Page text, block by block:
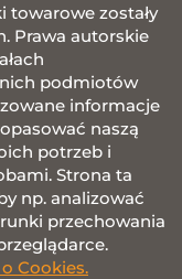
towarowe zostały
Prawa autorskie
podmiotów
informacje
naszą
potrzeb i
Strona ta
np. analizować
przechowania
Cookies.